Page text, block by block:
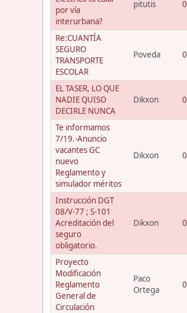
por vía
interurbana?
pitutis
Re:CUANTÍA
SEGURO
TRANSPORTE
ESCOLAR
Poveda
EL TASER, LO QUE
NADIE QUISO
DECIRLE NUNCA
Dikxon
Te informamos
7/19.-Anuncio
vacantes GC
nuevo
Reglamento y
simulador méritos
Dikxon
Instrucción DGT
08/V-77 ; S-101
Acreditación del
seguro
obligatorio.
Dikxon
Proyecto
Modificación
Reglamento
General de
Circulación
Paco
Ortega